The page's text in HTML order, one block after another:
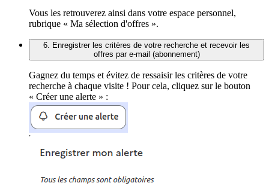
Vous les retrouverez ainsi dans votre espace personnel,
rubrique « Ma sélection d'offres ».
6. Enregistrer les critères de votre recherche et recevoir les
offres par e-mail (abonnement)
Gagnez du temps et évitez de ressaisir les critères de votre
recherche à chaque visite ! Pour cela, cliquez sur le bouton
« Créer une alerte » :